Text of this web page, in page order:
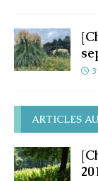
ARTICLES